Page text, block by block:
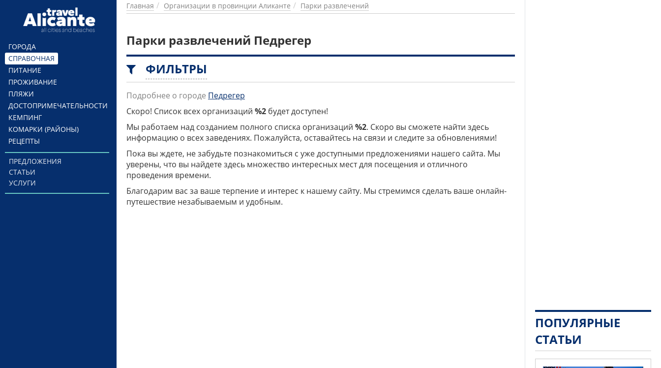
Перейти к основному содержанию
ГОРОДА
СПРАВОЧНАЯ
ПИТАНИЕ
ПРОЖИВАНИЕ
ПЛЯЖИ
ДОСТОПРИМЕЧАТЕЛЬНОСТИ
КЕМПИНГ
КОМАРКИ (РАЙОНЫ)
РЕЦЕПТЫ
ПРЕДЛОЖЕНИЯ
СТАТЬИ
УСЛУГИ
Главная Организации в провинции Аликанте Парки развлечений
Парки развлечений Педрегер
ФИЛЬТРЫ
Подробнее о городе Педрегер
Скоро! Список всех организаций %2 будет доступен!
Мы работаем над созданием полного списка организаций %2. Скоро вы сможете найти здесь
информацию о всех заведениях. Пожалуйста, оставайтесь на связи и следите за обновлениями!
Пока вы ждете, не забудьте познакомиться с уже доступными предложениями нашего сайта. Мы
уверены, что вы найдете здесь множество интересных мест для посещения и отличного
проведения времени.
Благодарим вас за ваше терпение и интерес к нашему сайту. Мы стремимся сделать ваше онлайн-
путешествие незабываемым и удобным.
ПОПУЛЯРНЫЕ
СТАТЬИ